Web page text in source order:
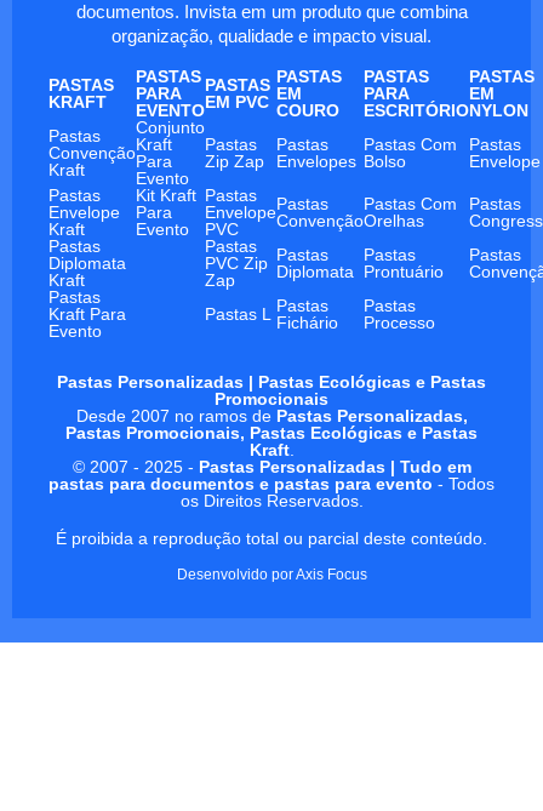
documentos. Invista em um produto que combina
organização, qualidade e impacto visual.
PASTAS
KRAFT
PASTAS
PARA
EVENTO
PASTAS
EM PVC
PASTAS
EM
COURO
PASTAS
PARA
ESCRITÓRIO
PASTAS
EM
NYLON
Pastas
Convenção
Kraft
Conjunto
Kraft
Para
Evento
Pastas
Zip Zap
Pastas
Envelopes
Pastas Com
Bolso
Pastas
Envelope
Pastas
Envelope
Kraft
Kit Kraft
Para
Evento
Pastas
Envelope
PVC
Pastas
Convenção
Pastas Com
Orelhas
Pastas
Pastas
Diplomata
Kraft
Pastas
PVC Zip
Zap
Pastas
Diplomata
Pastas
Prontuário
Pastas
Pastas
Kraft Para
Evento
Pastas L
Pastas
Fichário
Pastas
Processo
Pastas Personalizadas | Pastas Ecológicas e Pastas
Promocionais
Desde 2007 no ramos de Pastas Personalizadas,
Pastas Promocionais, Pastas Ecológicas e Pastas
Kraft.
© 2007 - 2025 - Pastas Personalizadas | Tudo em
pastas para documentos e pastas para evento - Todos
os Direitos Reservados.
É proibida a reprodução total ou parcial deste conteúdo.
Desenvolvido porAxis Focus